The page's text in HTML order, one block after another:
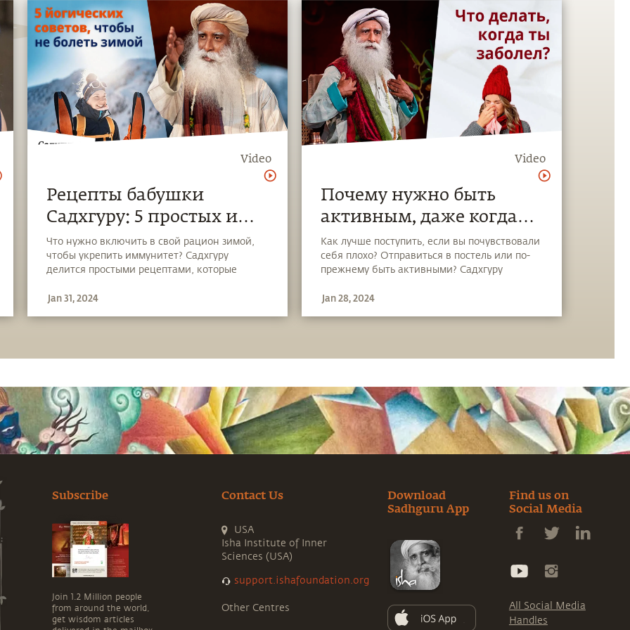
Video
Рецепты бабушки
Садхгуру: 5 простых и
вкусных способов
защиты от гриппа
Что нужно включить в свой рацион зимой,
чтобы укрепить иммунитет? Садхгуру
делится простыми рецептами, которые
Jan 31, 2024
Video
Почему нужно быть
активным, даже когда
вам плохо?
Как лучше поступить, если вы почувствовали
себя плохо? Отправиться в постель или по-
прежнему быть активными? Садхгуру
так важно для нашего здоровья.
Jan 28, 2024
Subscribe
Join 1.2 Million people
from around the world,
get wisdom articles
Contact Us
USA
Isha Institute of Inner
Sciences (USA)
support.ishafoundation.org
Other Centres
Download
Sadhguru App
Find us on
Social Media
All Social Media
Handles